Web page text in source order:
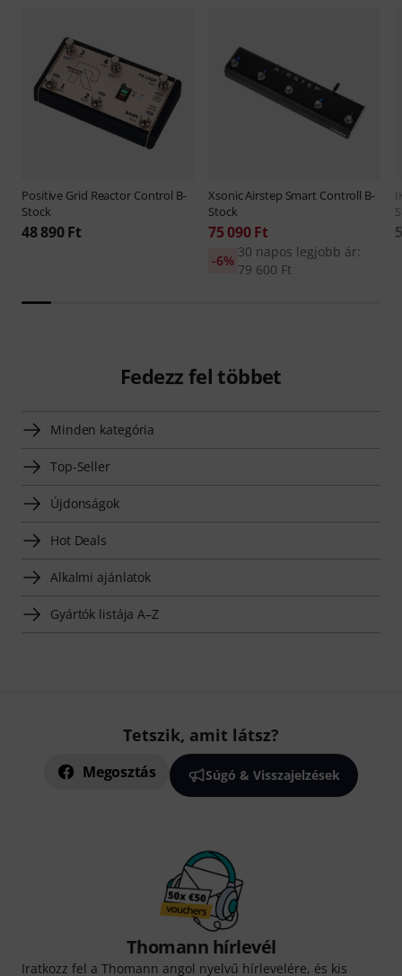
Positive Grid Reactor Control B-
Stock
48 890 Ft
XsonicAirstep Smart Controll B-
Stock
75 090 Ft
30 napos legjobb ár:
79 600 Ft
-6%
Fedezz fel többet
Minden kategória
Top-Seller
Újdonságok
Hot Deals
Alkalmi ajánlatok
Gyártók listája A–Z
Tetszik, amit látsz?
Megosztás Súgó & Visszajelzések
Thomann hírlevél
Iratkozz fel a Thomann angol nyelvű hírlevelére, és kis